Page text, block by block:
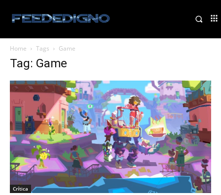
Home Tags Game
Tag: Game
Crítica